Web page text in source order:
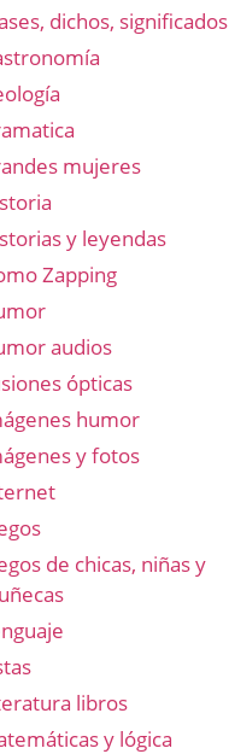
dichos, significados
mujeres
y leyendas
Zapping
audios
ópticas
humor
y fotos
de chicas, niñas y
libros
y lógica